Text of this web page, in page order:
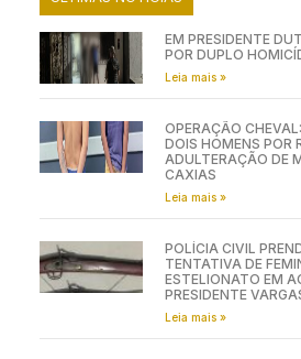
EM PRESIDENTE
POR DUPLO
Leia mais »
OPERAÇÃO
DOIS HOMENS POR
ADULTERAÇÃO DE
CAXIAS
Leia mais »
POLÍCIA CIVIL
TENTATIVA DE
ESTELIONATO EM
PRESIDENTE
Leia mais »